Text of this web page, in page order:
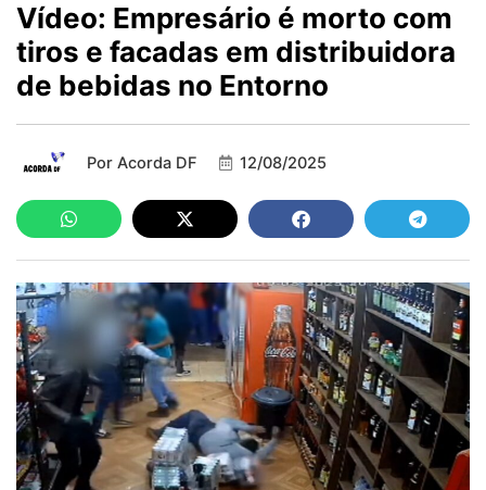
Vídeo: Empresário é morto com
tiros e facadas em distribuidora
de bebidas no Entorno
Por Acorda DF 12/08/2025